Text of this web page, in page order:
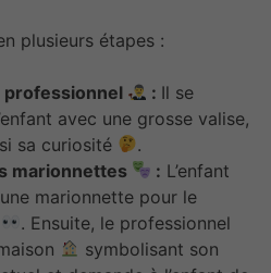
plusieurs étapes :
professionnel : Il se
avec une grosse valise,
sa curiosité
.
marionnettes
: L’enfant
marionnette pour le
. Ensuite, le professionnel
symbolisant son